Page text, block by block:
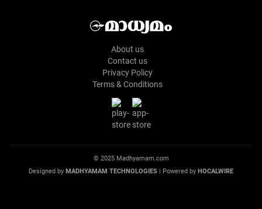
About us
Contact us
Privacy Policy
Terms & Conditions
© 2025 Madhyamam.com
Designed by MADHYAMAM TECHNOLOGIES | Powered by HOCALWIRE